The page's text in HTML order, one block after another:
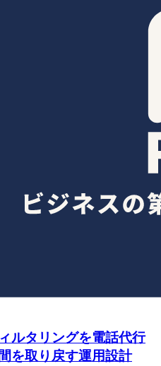
ルタリングを電話代行
を取り戻す運用設計